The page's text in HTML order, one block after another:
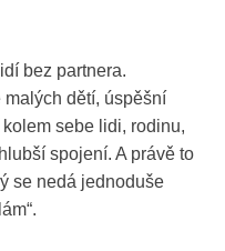
bez partnera.
dětí, úspěšní
sebe lidi, rodinu,
spojení. A právě to
se nedá jednoduše